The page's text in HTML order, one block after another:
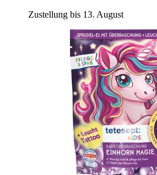
Zustellung bis 13. August